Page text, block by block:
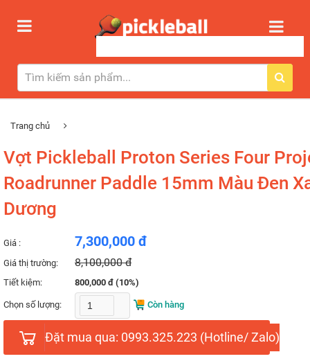
Trang chủ
Vợt Pickleball Proton Series Four
Roadrunner Paddle 15mm Màu Đen
Dương
Giá : 7,300,000 đ
Giá thị trường: 8,100,000 đ
Tiết kiệm: 800,000 đ (10%)
Chọn số lượng: Còn hàng
Đặt mua qua: 0993.325.223 (Hotline/ Zalo)